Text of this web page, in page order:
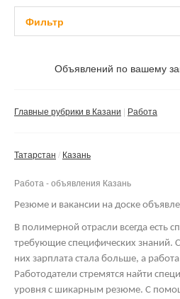
Фильтр
Не важноОбъявлений по вашему
Главные рубрики в Казани Работа
Татарстан Казань
Работа - объявления Казань
Резюме и вакансии на доске
В полимерной отрасли всегда есть
требующие специфических знаний.
них зарплата стала больше, а
Работодатели стремятся найти
уровня с шикарным резюме. С